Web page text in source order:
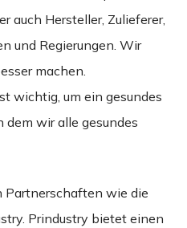
auch Hersteller, Zulieferer,
und Regierungen. Wir
machen.
wichtig, um ein gesundes
dem wir alle gesundes
Partnerschaften wie die
Prindustry bietet einen